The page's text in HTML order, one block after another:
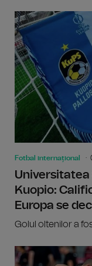
Fotbal internațional
Universitatea
Kuopio:
Europa se
Golul oltenilor a